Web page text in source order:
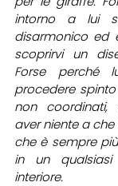
intorno a lui
disarmonico ed
scoprirvi un
Forse perché
procedere
non
aver niente a che
che è sempre
in un qualsiasi
interiore.